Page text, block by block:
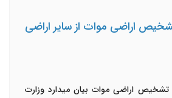
اراضی موات از سایر اراضی
بیان می­دارد وزارت